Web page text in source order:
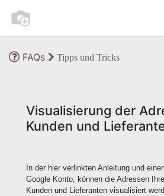
FAQs Tipps und Tricks
Visualisierung der
Kunden und
In der hier verlinkten Anleitung und
Google Konto, können die Adressen
Kunden und Lieferanten visualisiert